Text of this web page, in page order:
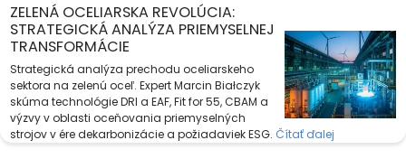
ZELENÁ OCELIARSKA REVOLÚCIA:
STRATEGICKÁ ANALÝZA PRIEMYSELNEJ
TRANSFORMÁCIE
Strategická analýza prechodu oceliarskeho
sektora na zelenú oceľ. Expert Marcin Białczyk
skúma technológie DRI a EAF, Fit for 55, CBAM a
výzvy v oblasti oceňovania priemyselných
strojov v ére dekarbonizácie a požiadaviek ESG. Čítať ďalej